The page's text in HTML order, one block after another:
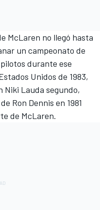
McLaren no llegó hasta
un campeonato de
durante ese
Unidos de 1983,
Niki Lauda segundo,
Ron Dennis en 1981
de McLaren.